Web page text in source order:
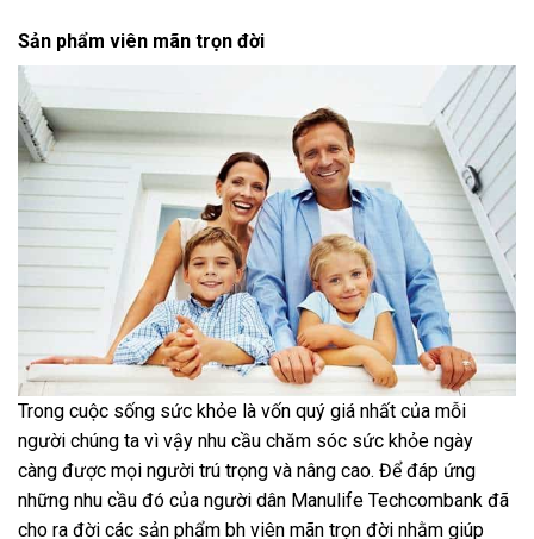
Sản phẩm viên mãn trọn đời
Trong cuộc sống sức khỏe là vốn quý giá nhất của mỗi
người chúng ta vì vậy nhu cầu chăm sóc sức khỏe ngày
càng được mọi người trú trọng và nâng cao. Để đáp ứng
những nhu cầu đó của người dân Manulife Techcombank đã
cho ra đời các sản phẩm bh viên mãn trọn đời nhằm giúp